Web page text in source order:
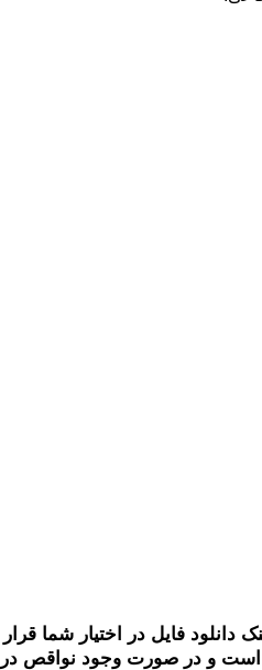
فایل در اختیار شما
است و در صورت وجود نواقص